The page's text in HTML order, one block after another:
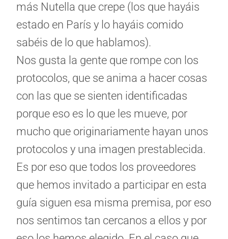
más Nutella que crepe (los que hayáis
estado en París y lo hayáis comido
sabéis de lo que hablamos).
Nos gusta la gente que rompe con los
protocolos, que se anima a hacer cosas
con las que se sienten identificadas
porque eso es lo que les mueve, por
mucho que originariamente hayan unos
protocolos y una imagen prestablecida.
Es por eso que todos los proveedores
que hemos invitado a participar en esta
guía siguen esa misma premisa, por eso
nos sentimos tan cercanos a ellos y por